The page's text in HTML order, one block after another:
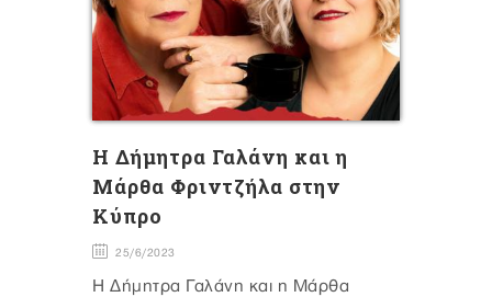
H Δήμητρα Γαλάνη και η
Μάρθα Φριντζήλα στην
Κύπρο
25/6/2023
H Δήμητρα Γαλάνη και η Μάρθα